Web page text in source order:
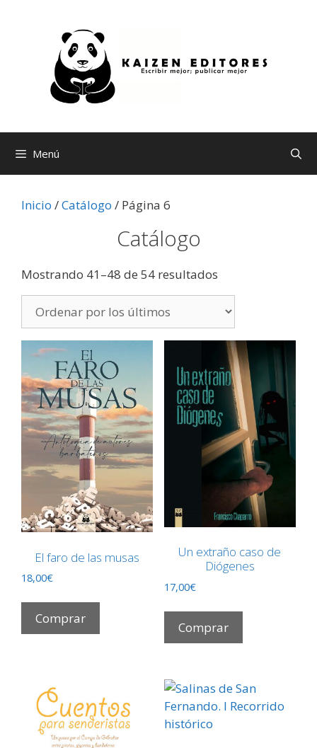
Menú
Inicio /Catálogo / Página 6
Catálogo
Mostrando 41–48 de 54 resultados
por
los
últimos
El faro de las musas
18,00€
Comprar
Un extraño caso de
Diógenes
17,00€
Comprar